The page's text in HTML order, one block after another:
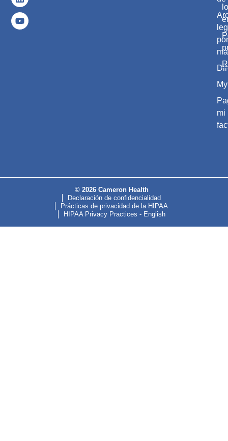
por
mi
© 2026 Cameron Health
Declaración de confidencialidad
Prácticas de privacidad de la HIPAA
HIPAA Privacy Practices - English